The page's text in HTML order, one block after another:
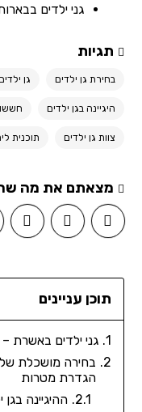
גני ילדים
תגיות
בחירת גן ילדים גן
היגיינה בגן ילדים
צוות גן ילדים תוכנית
מצאתם את מה
תוכן עניינים
גני ילדים באשרת
בחירה מושכלת של
הגדרת מטרות
ההיגיינה בגן